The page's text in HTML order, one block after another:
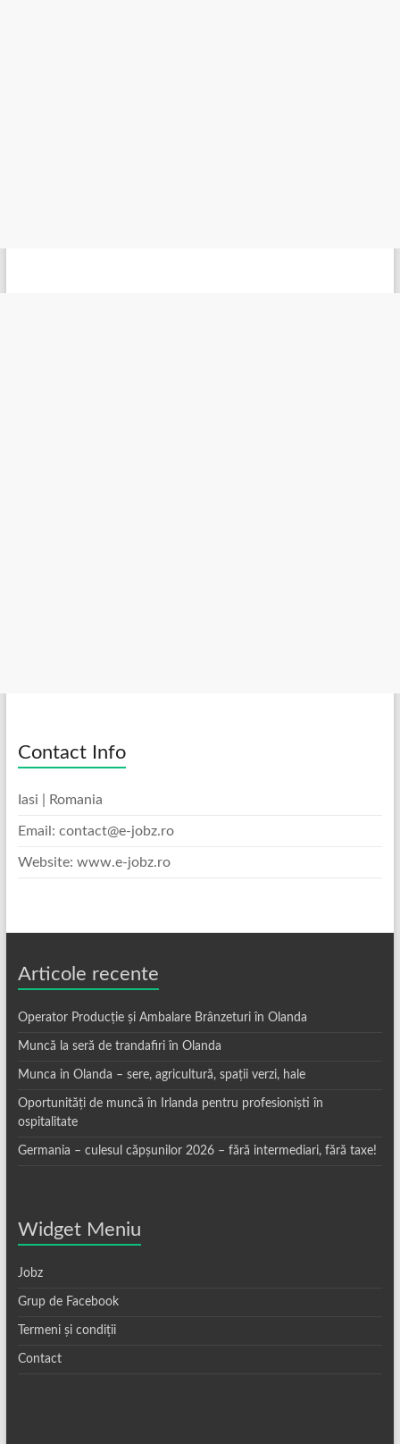
Contact Info
Iasi | Romania
Email: contact@e-jobz.ro
Website: www.e-jobz.ro
Articole recente
Operator Producție și Ambalare Brânzeturi în Olanda
Muncă la seră de trandafiri în Olanda
Munca in Olanda – sere, agricultură, spații verzi, hale
Oportunități de muncă în Irlanda pentru profesioniști în
ospitalitate
Germania – culesul căpșunilor 2026 – fără intermediari, fără taxe!
Widget Meniu
Jobz
Grup de Facebook
Termeni și condiții
Contact